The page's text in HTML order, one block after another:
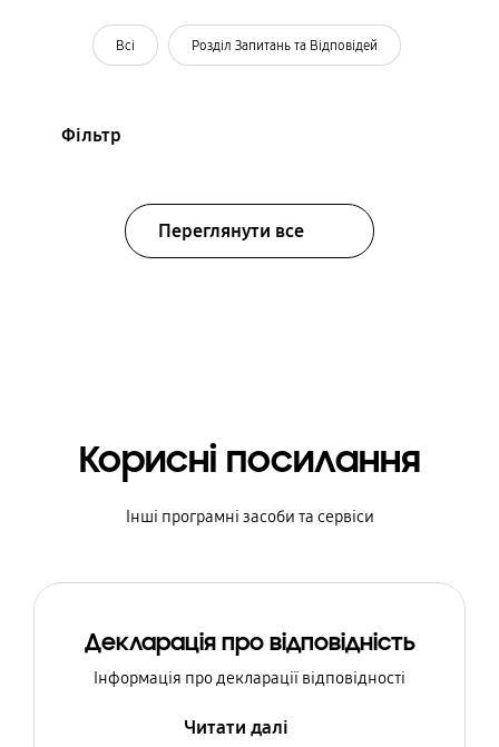
Всі Розділ Запитань та Відповідей
Фільтр
Переглянути все
Корисні посилання
Інші програмні засоби та сервіси
Декларація про відповідність
Інформація про декларації відповідності
Читати далі